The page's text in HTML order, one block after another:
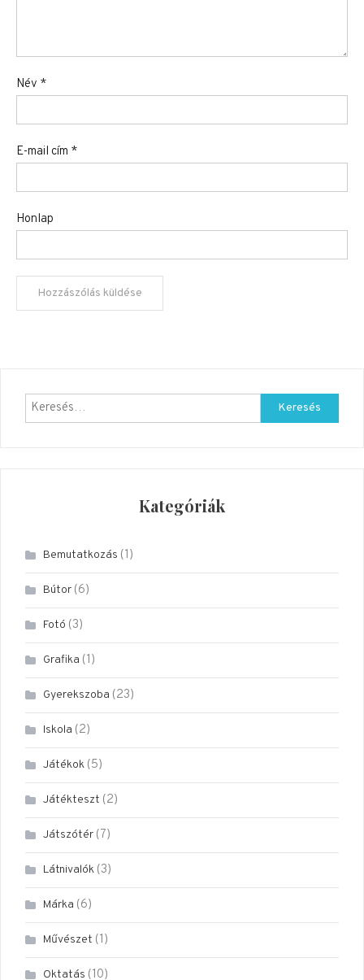
Név *
E-mail cím *
Honlap
Keresés:
Kategóriák
Bemutatkozás (1)
Bútor (6)
Fotó (3)
Grafika (1)
Gyerekszoba (23)
Iskola (2)
Játékok (5)
Játékteszt (2)
Játszótér (7)
Látnivalók (3)
Márka (6)
Művészet (1)
Oktatás (10)